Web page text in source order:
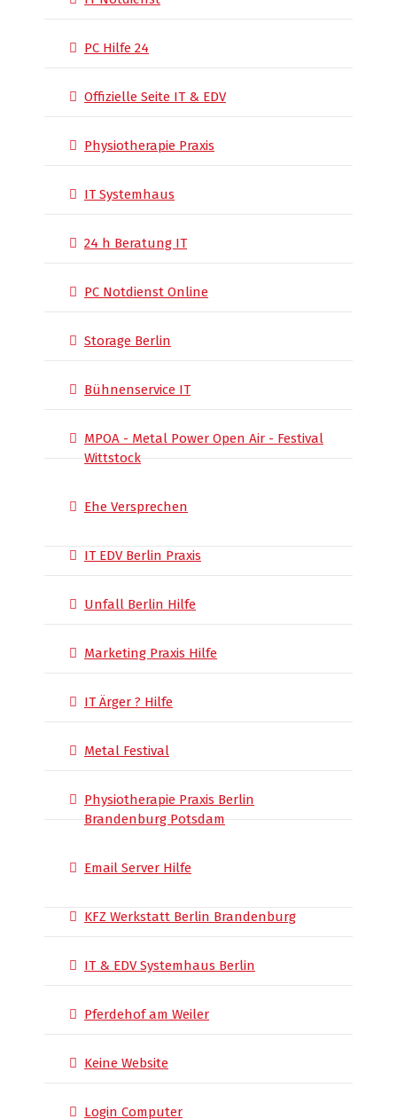
PC Hilfe 24
Offizielle Seite IT & EDV
Physiotherapie Praxis
IT Systemhaus
24 h Beratung IT
PC Notdienst Online
Storage Berlin
Bühnenservice IT
MPOA - Metal Power Open Air - Festival
Wittstock
Ehe Versprechen
IT EDV Berlin Praxis
Unfall Berlin Hilfe
Marketing Praxis Hilfe
IT Ärger ? Hilfe
Metal Festival
Physiotherapie Praxis Berlin
Brandenburg Potsdam
Email Server Hilfe
KFZ Werkstatt Berlin Brandenburg
IT & EDV Systemhaus Berlin
Pferdehof am Weiler
Keine Website
Login Computer